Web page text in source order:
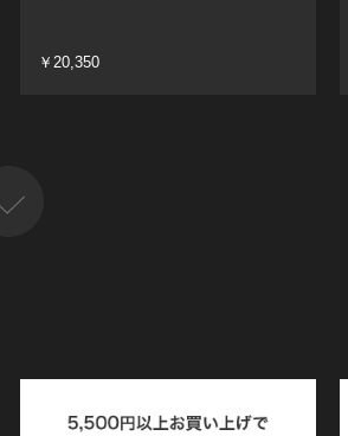
￥20,350